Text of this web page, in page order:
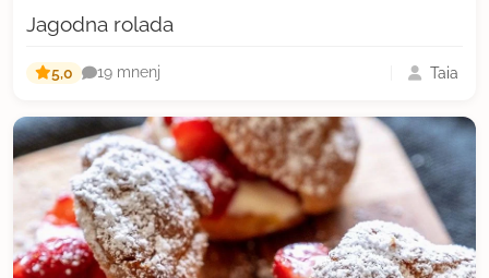
Jagodna rolada
5,0 19 mnenj Taia